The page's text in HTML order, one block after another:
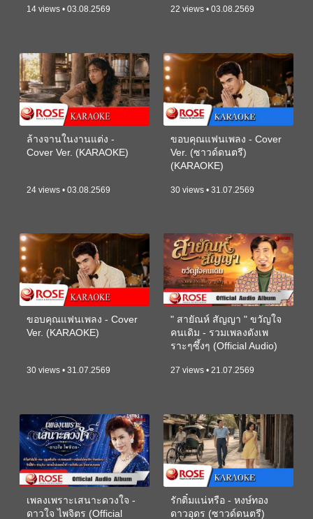
14 views • 03.08.2569 22 views • 03.08.2569
ล้างจานในงานแต่ง -
Cover Ver. (KARAOKE)
24 views • 03.08.2569
ขอบคุณแฟนเพลง - Cover
Ver. (ซาวด์ดนตรี)
(KARAOKE)
30 views • 31.07.2569
ขอบคุณแฟนเพลง - Cover
Ver. (KARAOKE)
30 views • 31.07.2569
" สายัณห์ สัญญา " ขวัญใจ
คนเดิม - รวมเพลงดังเพ
ราะๆซึ้งๆ (Official Audio)
27 views • 21.07.2569
เพลงเพราะเสนาะดวงใจ -
ดาวใจ ไพจิตร (Official
รักติ๋มแน่หรือ - หงษ์ทอง
ดาวอุดร (ซาวด์ดนตรี)